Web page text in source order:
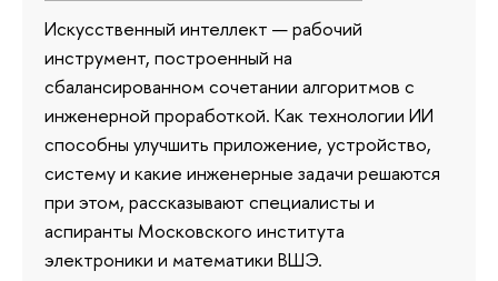
Искусственный интеллект — рабочий
инструмент, построенный на
сбалансированном сочетании алгоритмов с
инженерной проработкой. Как технологии ИИ
способны улучшить приложение, устройство,
систему и какие инженерные задачи решаются
при этом, рассказывают специалисты и
аспиранты Московского института
электроники и математики ВШЭ.